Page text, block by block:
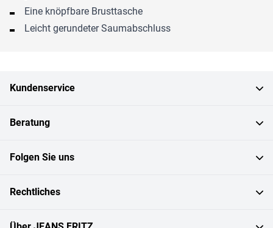
Eine knöpfbare Brusttasche
Leicht gerundeter Saumabschluss
Kundenservice
Beratung
Folgen Sie uns
Rechtliches